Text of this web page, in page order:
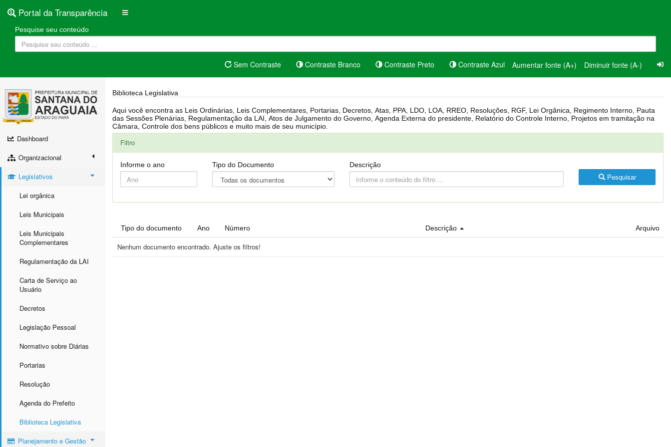
Portal da Transparência
Pesquise seu conteúdo
Sem Contraste Contraste Branco Contraste Preto Contraste Azul Aumentar fonte (A+) Diminuir fonte (A-)
Dashboard
Organizacional
Legislativos
Lei orgânica
Leis Municipais
Leis Municipais
Complementares
Regulamentação da LAI
Carta de Serviço ao
Usuário
Decretos
Legislação Pessoal
Normativo sobre Diárias
Portarias
Resolução
Agenda do Prefeito
Biblioteca Legislativa
Planejamento e Gestão
Biblioteca Legislativa
Aqui você encontra as Leis Ordinárias, Leis Complementares, Portarias, Decretos, Atas, PPA, LDO, LOA, RREO, Resoluções, RGF, Lei Orgânica, Regimento Interno, Pauta
das Sessões Plenárias, Regulamentação da LAI, Atos de Julgamento do Governo, Agenda Externa do presidente, Relatório do Controle Interno, Projetos em tramitação na
Câmara, Controle dos bens públicos e muito mais de seu município.
Filtro
Informe o ano Tipo do Documento Descrição
Pesquisar
Tipo do documento Ano Número Descrição Arquivo
Nenhum documento encontrado. Ajuste os filtros!